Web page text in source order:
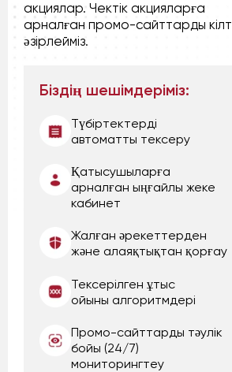
акциялар. Чектік акцияларға
арналған промо-сайттарды
әзірлейміз.
Біздің шешімдеріміз:
Түбіртектерді
автоматты тексеру
Қатысушыларға
арналған ыңғайлы жеке
кабинет
Жалған әрекеттерден
және алаяқтықтан қорғау
Тексерілген ұтыс
ойыны алгоритмдері
Промо-сайттарды тәулік
бойы (24/7)
мониторингтеу